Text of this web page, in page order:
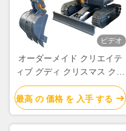
ビデオ
オーダーメイド クリエイテ
ィブ グディ クリスマス クラ
フト紙 ギフト バッグ Xmas
デコレーションパーティのた
めの自分のロゴ
最高 の 価格 を 入手 する